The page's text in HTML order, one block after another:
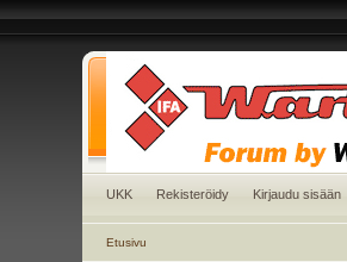
UKK Rekisteröidy Kirjaudu sisään
Etusivu